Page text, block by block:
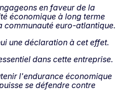
en faveur de la
économique à long terme
communauté euro-atlantique.
une déclaration à cet effet.
dans cette entreprise.
l'endurance économique
se défendre contre